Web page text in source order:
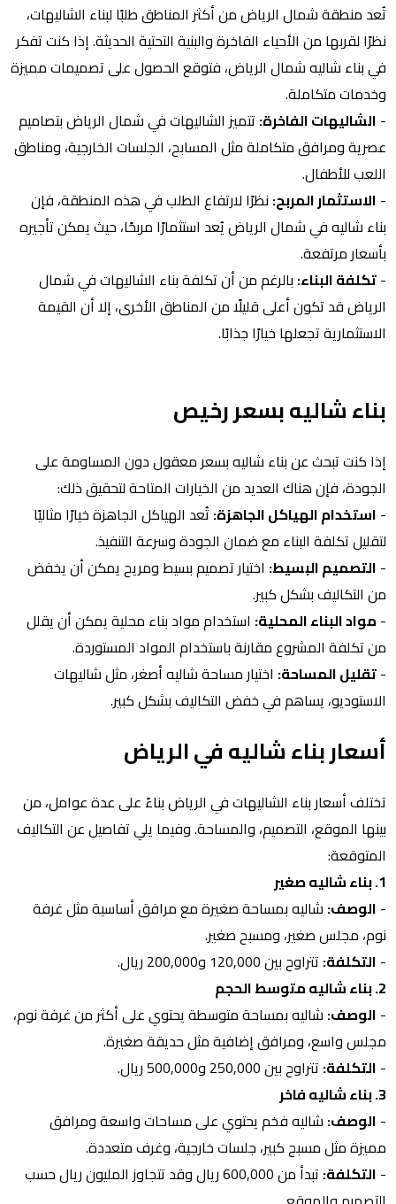
تُعد منطقة شمال الرياض من أكثر المناطق طلبًا لبناء الشاليهات،
نظرًا لقربها من الأحياء الفاخرة والبنية التحتية الحديثة. إذا كنت تفكر
في بناء شاليه شمال الرياض، فتوقع الحصول على تصميمات مميزة
وخدمات متكاملة.
- الشاليهات الفاخرة: تتميز الشاليهات في شمال الرياض بتصاميم
عصرية ومرافق متكاملة مثل المسابح، الجلسات الخارجية، ومناطق
اللعب للأطفال.
- الاستثمار المربح: نظرًا لارتفاع الطلب في هذه المنطقة، فإن
بناء شاليه في شمال الرياض يُعد استثمارًا مربحًا، حيث يمكن تأجيره
بأسعار مرتفعة.
-تكلفة البناء: بالرغم من أن تكلفة بناء الشاليهات في شمال
الرياض قد تكون أعلى قليلًا من المناطق الأخرى، إلا أن القيمة
الاستثمارية تجعلها خيارًا جذابًا.
بناء شاليه بسعر رخيص
إذا كنت تبحث عن بناء شاليه بسعر معقول دون المساومة على
الجودة، فإن هناك العديد من الخيارات المتاحة لتحقيق ذلك:
- استخدام الهياكل الجاهزة: تُعد الهياكل الجاهزة خيارًا مثاليًا
لتقليل تكلفة البناء مع ضمان الجودة وسرعة التنفيذ.
- التصميم البسيط: اختيار تصميم بسيط ومريح يمكن أن يخفض
من التكاليف بشكل كبير.
- مواد البناء المحلية: استخدام مواد بناء محلية يمكن أن يقلل
من تكلفة المشروع مقارنة باستخدام المواد المستوردة.
-تقليل المساحة: اختيار مساحة شاليه أصغر، مثل شاليهات
الاستوديو، يساهم في خفض التكاليف بشكل كبير.
أسعار بناء شاليه في الرياض
تختلف أسعار بناء الشاليهات في الرياض بناءً على عدة عوامل، من
بينها الموقع، التصميم، والمساحة. وفيما يلي تفاصيل عن التكاليف
المتوقعة:
1. بناء شاليه صغير
- الوصف: شاليه بمساحة صغيرة مع مرافق أساسية مثل غرفة
نوم، مجلس صغير، ومسبح صغير.
- التكلفة: تتراوح بين 120,000 و200,000 ريال.
2. بناء شاليه متوسط الحجم
- الوصف: شاليه بمساحة متوسطة يحتوي على أكثر من غرفة نوم،
مجلس واسع، ومرافق إضافية مثل حديقة صغيرة.
- التكلفة: تتراوح بين 250,000 و500,000 ريال.
3. بناء شاليه فاخر
- الوصف: شاليه فخم يحتوي على مساحات واسعة ومرافق
مميزة مثل مسبح كبير، جلسات خارجية، وغرف متعددة.
- التكلفة:
تبدأ من 600,000 ريال وقد تتجاوز المليون ريال حسب